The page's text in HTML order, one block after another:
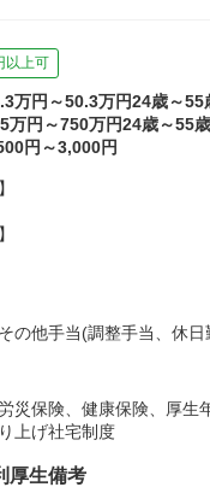
以上可
万円～50.3万円24歳～55
万円～750万円24歳～55
円～3,000円
の他手当(調整手当、休
災保険、健康保険、厚生
上げ社宅制度
厚生備考